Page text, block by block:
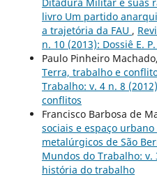
livro Um partido
a trajetória da FAU ,
n. 10 (2013): Dossiê E.
Paulo Pinheiro
Terra, trabalho e
Trabalho: v. 4 n. 8
conflitos
Francisco Barbosa de
sociais e espaço
metalúrgicos de São
Mundos do Trabalho:
história do trabalho